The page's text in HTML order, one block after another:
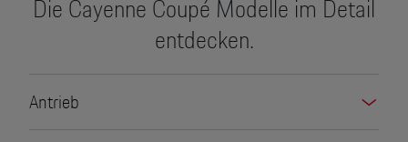
Die Cayenne Coupé Modelle im Detail
entdecken.
Antrieb